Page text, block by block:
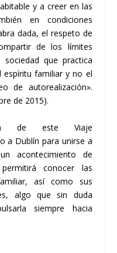
y a creer en las
en condiciones
dada, el respeto de
de los límites
que practica
espíritu familiar y no el
de autorealización».
de 2015).
de este Viaje
a Dublín para unirse a
acontecimiento de
conocer las
así como sus
algo que sin duda
siempre hacia